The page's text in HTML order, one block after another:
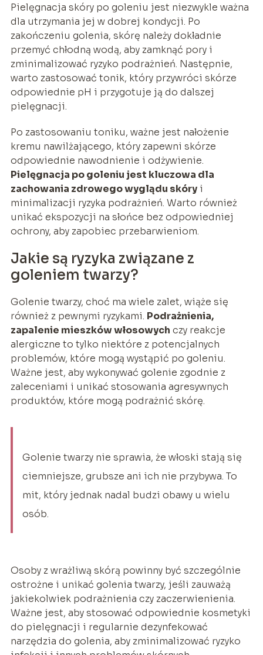
Pielęgnacja skóry po goleniu jest niezwykle ważna
dla utrzymania jej w dobrej kondycji. Po
zakończeniu golenia, skórę należy dokładnie
przemyć chłodną wodą, aby zamknąć pory i
zminimalizować ryzyko podrażnień. Następnie,
warto zastosować tonik, który przywróci skórze
odpowiednie pH i przygotuje ją do dalszej
pielęgnacji.
Po zastosowaniu toniku, ważne jest nałożenie
kremu nawilżającego, który zapewni skórze
odpowiednie nawodnienie i odżywienie.
Pielęgnacja po goleniu jest kluczowa dla
zachowania zdrowego wyglądu skóryi
minimalizacji ryzyka podrażnień. Warto również
unikać ekspozycji na słońce bez odpowiedniej
ochrony, aby zapobiec przebarwieniom.
Jakie są ryzyka związane z
goleniem twarzy?
Golenie twarzy, choć ma wiele zalet, wiąże się
również z pewnymi ryzykami. Podrażnienia,
zapalenie mieszków włosowych czy reakcje
alergiczne to tylko niektóre z potencjalnych
problemów, które mogą wystąpić po goleniu.
Ważne jest, aby wykonywać golenie zgodnie z
zaleceniami i unikać stosowania agresywnych
produktów, które mogą podrażnić skórę.
Golenie twarzy nie sprawia, że włoski stają się
ciemniejsze, grubsze ani ich nie przybywa. To
mit, który jednak nadal budzi obawy u wielu
osób.
Osoby z wrażliwą skórą powinny być szczególnie
ostrożne i unikać golenia twarzy, jeśli zauważą
jakiekolwiek podrażnienia czy zaczerwienienia.
Ważne jest, aby stosować odpowiednie kosmetyki
do pielęgnacji i regularnie dezynfekować
narzędzia do golenia, aby zminimalizować ryzyko